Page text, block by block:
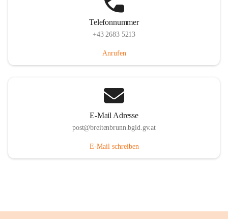
Telefonnummer
+43 2683 5213
Anrufen
E-Mail Adresse
post@breitenbrunn.bgld.gv.at
E-Mail schreiben